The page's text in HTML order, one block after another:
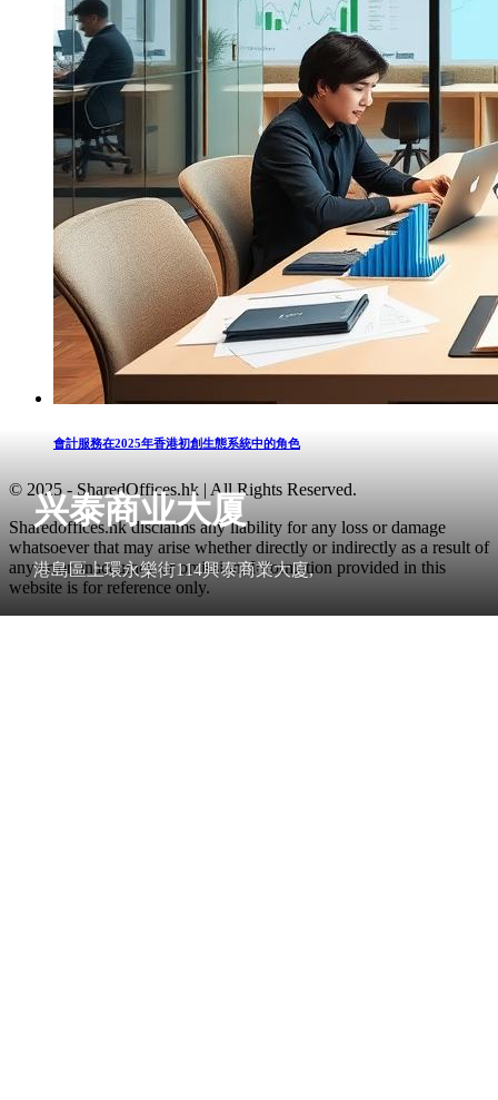
兴泰商业大厦
港島區上環永樂街114興泰商業大廈,
會計服務在2025年香港初創生態系統中的角色
© 2025 - SharedOffices.hk | All Rights Reserved.
Sharedoffices.hk disclaims any liability for any loss or damage
whatsoever that may arise whether directly or indirectly as a result of
any error, inaccuracy or omission. Information provided in this
website is for reference only.